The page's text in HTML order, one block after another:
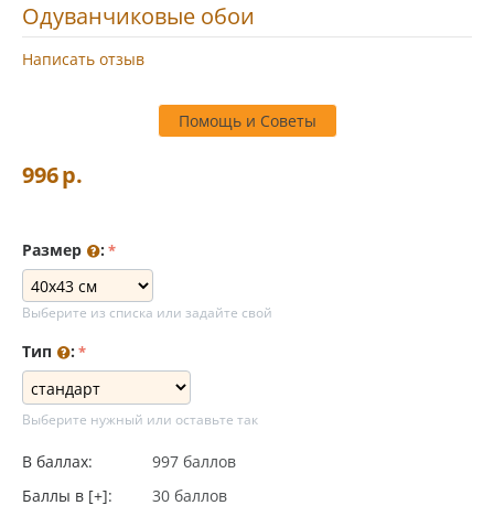
Одуванчиковые обои
Написать отзыв
Помощь и Советы
996р.
Размер :
Выберите из списка или задайте свой
Тип :
Выберите нужный или оставьте так
В баллах:
997 баллов
Баллы в [+]:
30 баллов